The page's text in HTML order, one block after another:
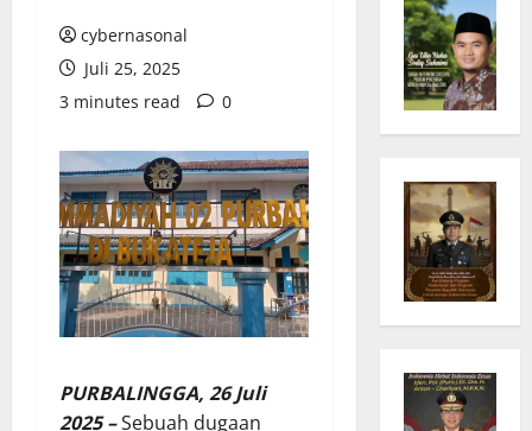
cybernasonal
Juli 25, 2025
3 minutes read
0
PURBALINGGA, 26 Juli
2025 –Sebuah dugaan